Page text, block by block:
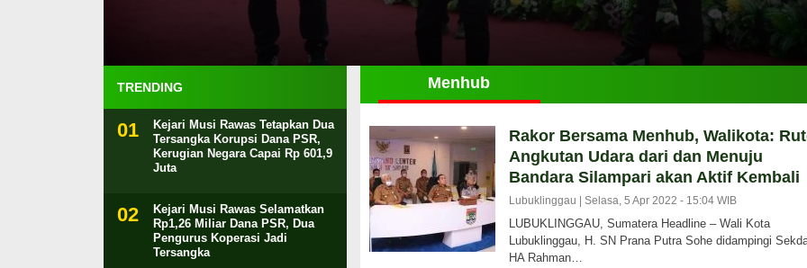
TRENDING
Kejari Musi Rawas Tetapkan Dua
Tersangka Korupsi Dana PSR,
Kerugian Negara Capai Rp 601,9
Juta
Kejari Musi Rawas Selamatkan
Rp1,26 Miliar Dana PSR, Dua
Pengurus Koperasi Jadi
Tersangka
Menhub
Rakor Bersama Menhub, Walikota:
Angkutan Udara dari dan Menuju
Bandara Silampari akan Aktif Kembali
Lubuklinggau | Selasa, 5 Apr 2022 - 15:04 WIB
LUBUKLINGGAU, Sumatera Headline – Wali Kota
Lubuklinggau, H. SN Prana Putra Sohe didampingi
HA Rahman…